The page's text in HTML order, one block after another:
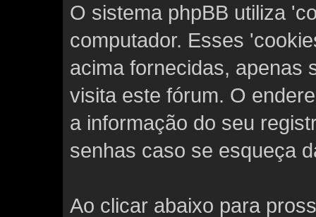
O sistema phpBB utiliza
computador. Esses
acima fornecidas, apenas
visita este fórum. O
a informação do seu
senhas caso se esqueça
Ao clicar abaixo para